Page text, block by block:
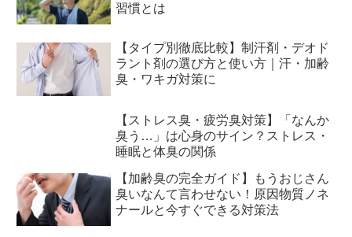
習慣とは
【タイプ別徹底比較】制汗剤・デオド
ラント剤の選び方と使い方｜汗・加齢
臭・ワキガ対策に
【ストレス臭・疲労臭対策】「なんか
臭う…」は心身のサイン？ストレス・
睡眠と体臭の関係
【加齢臭の完全ガイド】もうおじさん
臭いなんて言わせない！原因物質ノネ
ナールと今すぐできる対策法